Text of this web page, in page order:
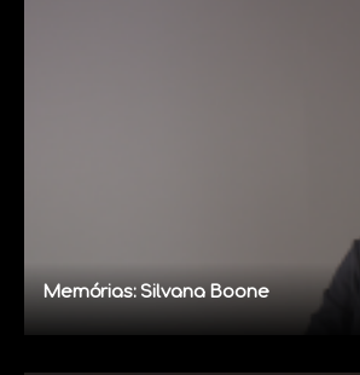
Memórias: Silvana Boone